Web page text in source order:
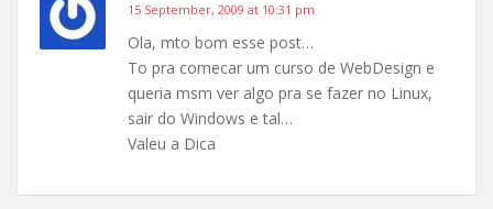
15 September, 2009 at 10:31 pm
Ola, mto bom esse post…
To pra comecar um curso de WebDesign e
queria msm ver algo pra se fazer no Linux,
sair do Windows e tal…
Valeu a Dica